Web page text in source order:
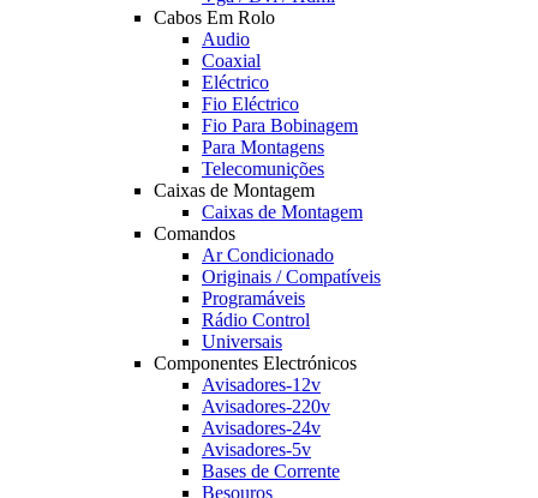
Cabos Em Rolo
Audio
Coaxial
Eléctrico
Fio Eléctrico
Fio Para Bobinagem
Para Montagens
Telecomunições
Caixas de Montagem
Caixas de Montagem
Comandos
Ar Condicionado
Originais / Compatíveis
Programáveis
Rádio Control
Universais
Componentes Electrónicos
Avisadores-12v
Avisadores-220v
Avisadores-24v
Avisadores-5v
Bases de Corrente
Besouros